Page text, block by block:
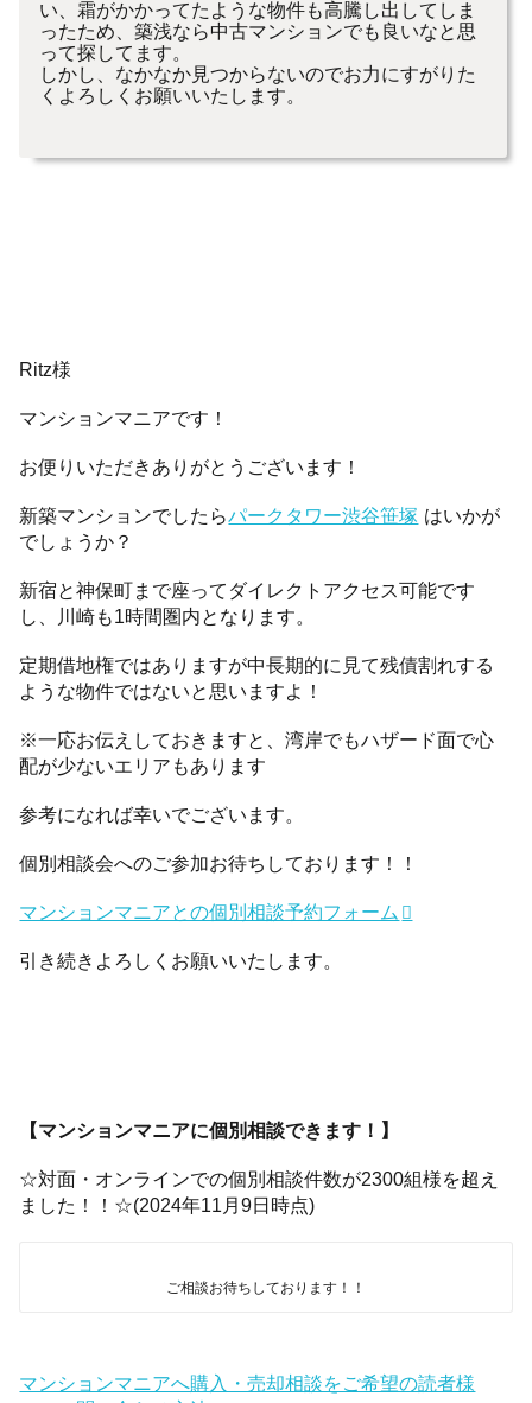
い、霜がかかってたような物件も高騰し出してしま
ったため、築浅なら中古マンションでも良いなと思
って探してます。
しかし、なかなか見つからないのでお力にすがりた
くよろしくお願いいたします。
Ritz様
マンションマニアです！
お便りいただきありがとうございます！
新築マンションでしたらパークタワー渋谷笹塚 はいかが
でしょうか？
新宿と神保町まで座ってダイレクトアクセス可能です
し、川崎も1時間圏内となります。
定期借地権ではありますが中長期的に見て残債割れする
ような物件ではないと思いますよ！
※一応お伝えしておきますと、湾岸でもハザード面で心
配が少ないエリアもあります
参考になれば幸いでございます。
個別相談会へのご参加お待ちしております！！
マンションマニアとの個別相談予約フォーム
引き続きよろしくお願いいたします。
【マンションマニアに個別相談できます！】
☆対面・オンラインでの個別相談件数が2300組様を超え
ました！！☆(2024年11月9日時点)
ご相談お待ちしております！！
マンションマニアへ購入・売却相談をご希望の読者様